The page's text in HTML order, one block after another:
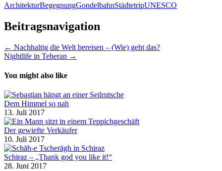
ArchitekturBegegnungGondelbahnStädtetripUNESCO
Beitragsnavigation
← Nachhaltig die Welt bereisen – (Wie) geht das?
Nightlife in Teheran →
You might also like
Dem Himmel so nah
13. Juli 2017
Der gewiefte Verkäufer
10. Juli 2017
Schiraz – „Thank god you like it!“
28. Juni 2017